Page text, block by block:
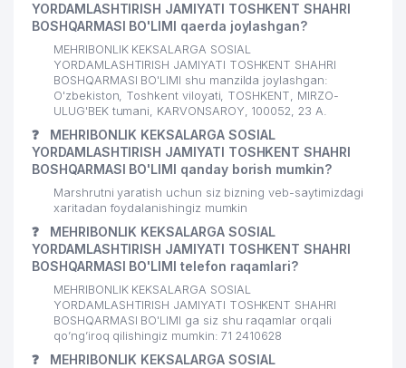
YORDAMLASHTIRISH JAMIYATI TOSHKENT SHAHRI
BOSHQARMASI BO'LIMI qaerda joylashgan?
MEHRIBONLIK KEKSALARGA SOSIAL
YORDAMLASHTIRISH JAMIYATI TOSHKENT SHAHRI
BOSHQARMASI BO'LIMI shu manzilda joylashgan:
O'zbekiston, Toshkent viloyati, TOSHKENT, MIRZO-
ULUG'BEK tumani, KARVONSAROY, 100052, 23 А.
❓
MEHRIBONLIK KEKSALARGA SOSIAL
YORDAMLASHTIRISH JAMIYATI TOSHKENT SHAHRI
BOSHQARMASI BO'LIMI qanday borish mumkin?
Marshrutni yaratish uchun siz bizning veb-saytimizdagi
xaritadan foydalanishingiz mumkin
❓
MEHRIBONLIK KEKSALARGA SOSIAL
YORDAMLASHTIRISH JAMIYATI TOSHKENT SHAHRI
BOSHQARMASI BO'LIMI telefon raqamlari?
MEHRIBONLIK KEKSALARGA SOSIAL
YORDAMLASHTIRISH JAMIYATI TOSHKENT SHAHRI
BOSHQARMASI BO'LIMI ga siz shu raqamlar orqali
qo’ng’iroq qilishingiz mumkin: 71 2410628
❓
MEHRIBONLIK KEKSALARGA SOSIAL